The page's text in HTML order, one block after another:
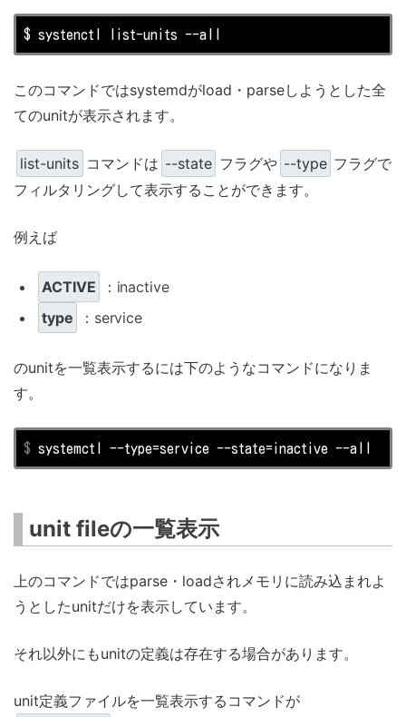
$ systenctl list-units --all
このコマンドではsystemdがload・parseしようとした全
てのunitが表示されます。
list-units コマンドは --state フラグや --type フラグで
フィルタリングして表示することができます。
例えば
ACTIVE
：inactive
type
：service
のunitを一覧表示するには下のようなコマンドになりま
す。
$ systemctl --type=service --state=inactive --all
unit fileの一覧表示
上のコマンドではparse・loadされメモリに読み込まれよ
うとしたunitだけを表示しています。
それ以外にもunitの定義は存在する場合があります。
unit定義ファイルを一覧表示するコマンドが